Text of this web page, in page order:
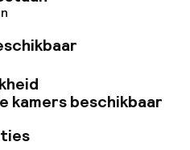
evenementen
van het
bij het organiseren van
kamers beschikbaar